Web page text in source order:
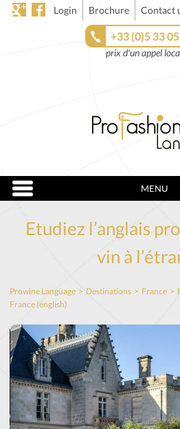
Login Brochure Contact
+33 (0)5 33
prix d'un appel
MENU
Etudiez l’anglais
vin à
Prowine Language > Destinations > France >
France (english)